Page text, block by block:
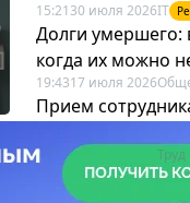
15:21 30 июля 2026IT
Долги умершего:
когда их можно
19:4317 июля 2026
Прием
12:2822 июля 2026 Труд